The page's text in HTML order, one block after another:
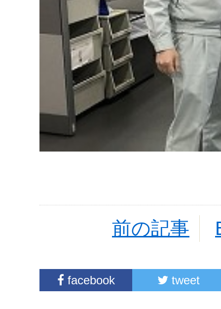
前の記事
facebook tweet